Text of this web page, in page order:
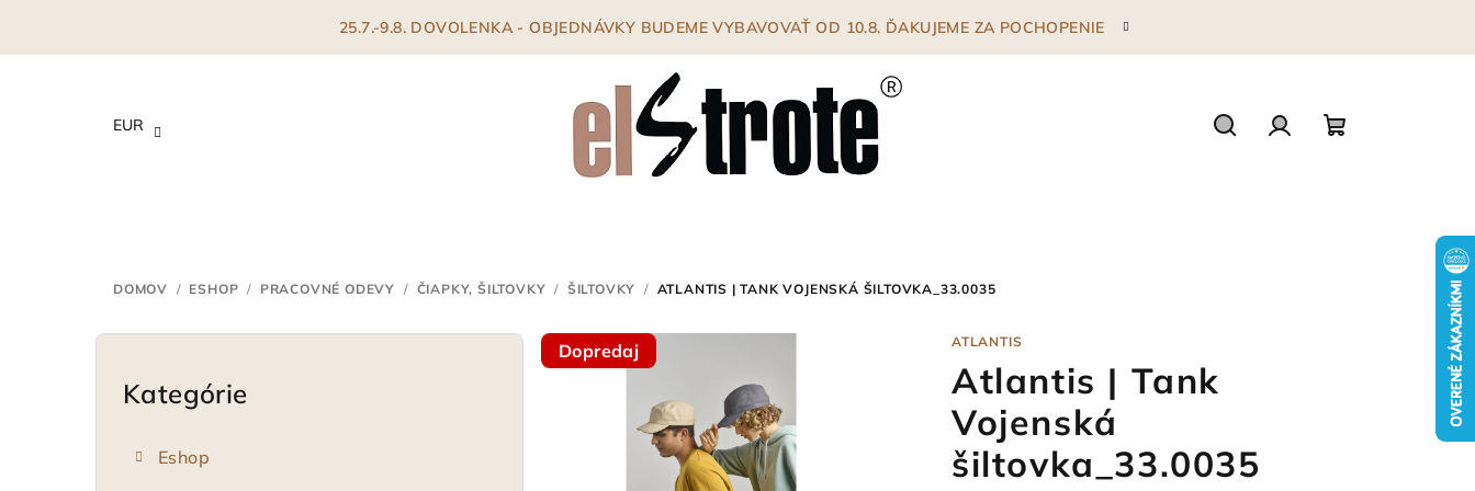
25.7.-9.8. DOVOLENKA - OBJEDNÁVKY BUDEME VYBAVOVAŤ OD 10.8. ĎAKUJEME ZA POCHOPENIE
EUR
DOMOV / ESHOP / PRACOVNÉ ODEVY / ČIAPKY, ŠILTOVKY / ŠILTOVKY / ATLANTIS | TANK VOJENSKÁ ŠILTOVKA_33.0035
B
Preskočiť
kategórie
Kategórie
Eshop
ATLANTIS
Atlantis | Tank
Vojenská
šiltovka_33.0035
Dopredaj